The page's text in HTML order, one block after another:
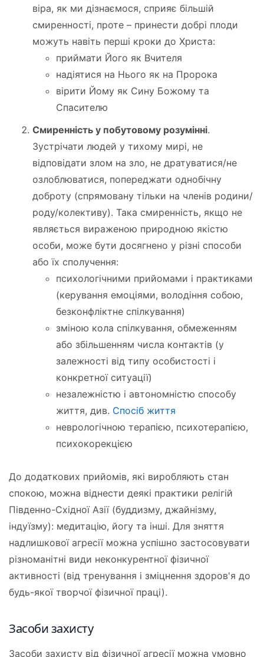
віра, як ми дізнаємося, сприяє більшій
смиренності, проте – принести добрі плоди
можуть навіть перші кроки до Христа:
приймати Його як Вчителя
надіятися на Нього як на Пророка
вірити Йому як Сину Божому та
Спасителю
Смиренність у побутовому розумінні.
Зустрічати людей у тихому мирі, не
відповідати злом на зло, не дратуватися/не
озлоблюватися, попереджати однобічну
доброту (спрямовану тільки на членів родини/
роду/колективу). Така смиренність, якщо не
являється вираженою природною якістю
особи, може бути досягнено у різні способи
або їх сполучення:
психологічними прийомами і практиками
(керування емоціями, володіння собою,
безконфліктне спілкування)
зміною кола спілкування, обмеженням
або збільшенням числа контактів (у
залежності від типу особистості і
конкретної ситуації)
незалежністю і автономністю способу
життя, див. Спосіб життя
неврологічною терапією, психотерапією,
психокорекцією
До додаткових прийомів, які виробляють стан
спокою, можна віднести деякі практики релігій
Південно-Східної Азії (буддизму, джайнізму,
індуїзму): медитацію, йогу та інші. Для зняття
надлишкової агресії можна успішно застосовувати
різноманітні види неконкурентної фізичної
активності (від тренування і зміцнення здоров'я до
будь-якої творчої фізичної праці).
Засоби захисту
Засоби захисту від фізичної агресії можна умовно